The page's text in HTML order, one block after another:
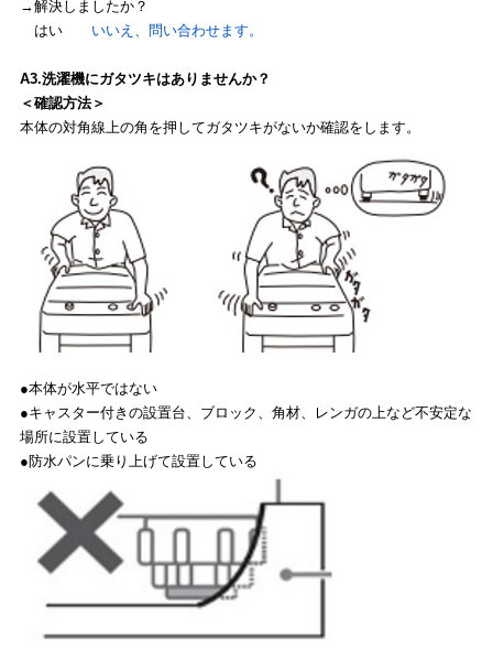
→解決しましたか？
はい いいえ、問い合わせます。
A3.洗濯機にガタツキはありませんか？
＜確認方法＞
本体の対角線上の角を押してガタツキがないか確認をします。
●本体が水平ではない
●キャスター付きの設置台、ブロック、角材、レンガの上など不安定な
場所に設置している
●防水パンに乗り上げて設置している